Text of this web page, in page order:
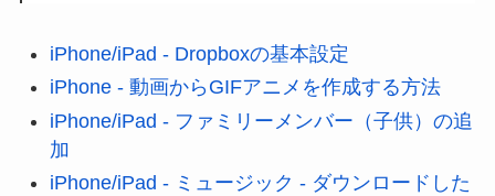
iPhone/iPad - Dropboxの基本設定
iPhone - 動画からGIFアニメを作成する方法
iPhone/iPad - ファミリーメンバー（子供）の追
加
iPhone/iPad - ミュージック - ダウンロードした